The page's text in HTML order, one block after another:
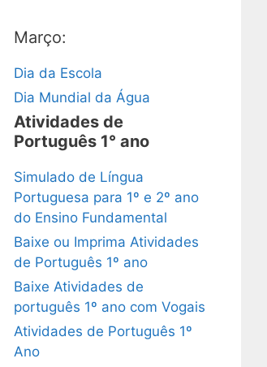
Março:
Dia da Escola
Dia Mundial da Água
Atividades de
Português 1° ano
Simulado de Língua
Portuguesa para 1º e 2º ano
do Ensino Fundamental
Baixe ou Imprima Atividades
de Português 1º ano
Baixe Atividades de
português 1º ano com Vogais
Atividades de Português 1º
Ano